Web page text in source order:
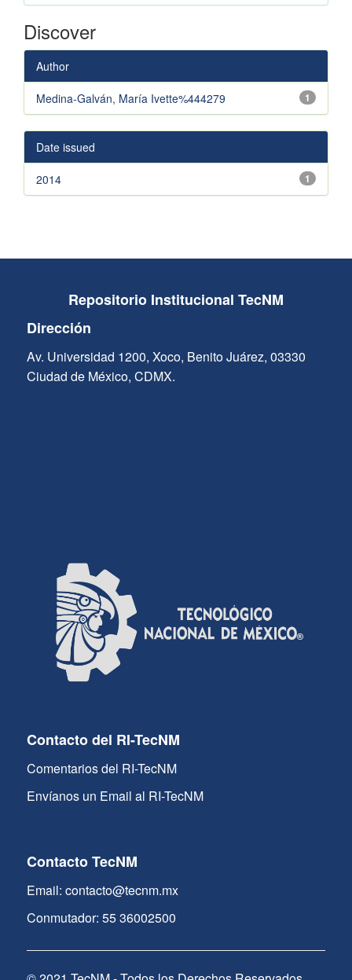
Discover
Author
1
Medina-Galván, María Ivette%444279
Date issued
1
2014
Repositorio Institucional TecNM
Dirección
Av. Universidad 1200, Xoco, Benito Juárez, 03330
Ciudad de México, CDMX.
Contacto del RI-TecNM
Comentarios del RI-TecNM
Envíanos un Email al RI-TecNM
Contacto TecNM
Email: contacto@tecnm.mx
Conmutador: 55 36002500